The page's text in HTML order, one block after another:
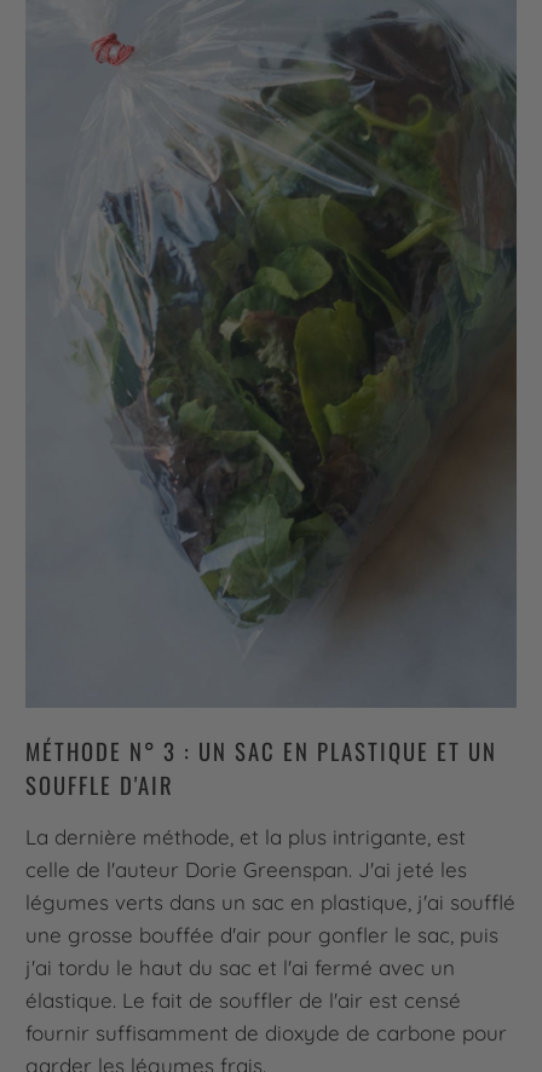
MÉTHODE N° 3 : UN SAC EN PLASTIQUE ET UN
SOUFFLE D'AIR
La dernière méthode, et la plus intrigante, est
celle de l'auteur Dorie Greenspan. J'ai jeté les
légumes verts dans un sac en plastique, j'ai soufflé
une grosse bouffée d'air pour gonfler le sac, puis
j'ai tordu le haut du sac et l'ai fermé avec un
élastique. Le fait de souffler de l'air est censé
fournir suffisamment de dioxyde de carbone pour
garder les légumes frais.